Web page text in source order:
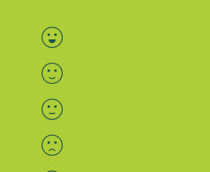
Bewertung auswählen